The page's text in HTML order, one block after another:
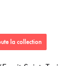
la collection